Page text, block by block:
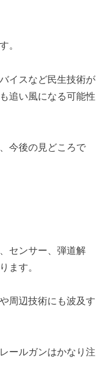
。
イスなど民生技術が
追い風になる可能性
今後の見どころで
センサー、弾道解
ます。
周辺技術にも波及す
ールガンはかなり注